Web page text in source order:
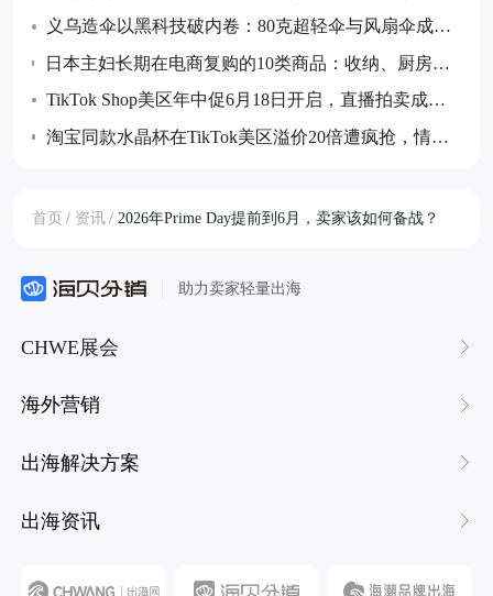
义乌造伞以黑科技破内卷：80克超轻伞与风扇伞成全
球采购热点
日本主妇长期在电商复购的10类商品：收纳、厨房消
耗品与防灾储备等成跨境卖家布局重点
TikTok Shop美区年中促6月18日开启，直播拍卖成最
大增量玩法
淘宝同款水晶杯在TikTok美区溢价20倍遭疯抢，情绪
首页 / 资讯 / 2026年Prime Day提前到6月，卖家该如何备战？
助力卖家轻量出海
CHWE展会
海外营销
出海解决方案
出海资讯